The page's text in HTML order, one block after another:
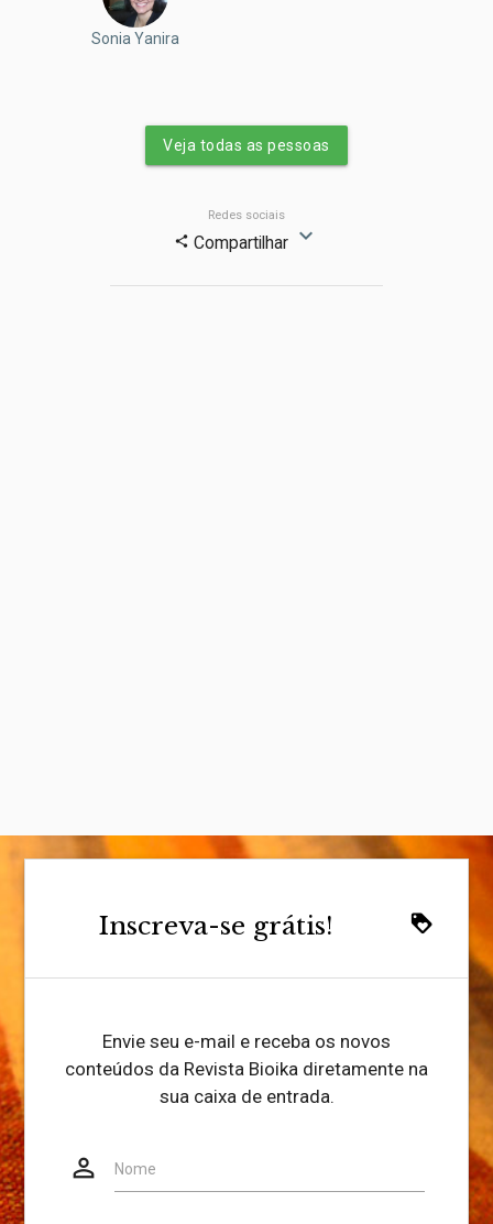
Sonia Yanira
Veja todas as pessoas
Redes sociais
share Compartilhar expand_more
loyalty
Inscreva-se grátis!
Envie seu e-mail e receba os novos
conteúdos da Revista Bioika diretamente na
sua caixa de entrada.
person_outline Nome
Website